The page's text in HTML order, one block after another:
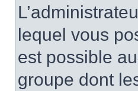
lequel vous
est possible
groupe dont